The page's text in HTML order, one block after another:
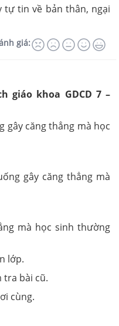
tự tin về bản thân, ngại
giá:
giáo khoa GDCD 7 –
gây căng thẳng mà học
gây căng thẳng mà
mà học sinh thường
lớp.
tra bài cũ.
cùng.